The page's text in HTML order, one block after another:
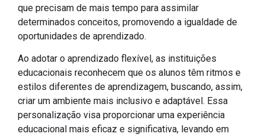
que precisam de mais tempo para assimilar
determinados conceitos, promovendo a igualdade de
oportunidades de aprendizado.
Ao adotar o aprendizado flexível, as instituições
educacionais reconhecem que os alunos têm ritmos e
estilos diferentes de aprendizagem, buscando, assim,
criar um ambiente mais inclusivo e adaptável. Essa
personalização visa proporcionar uma experiência
educacional mais eficaz e significativa, levando em